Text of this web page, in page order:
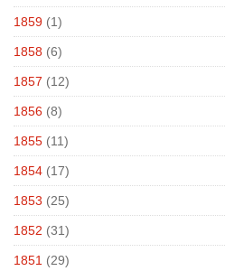
1859 (1)
1858 (6)
1857 (12)
1856 (8)
1855 (11)
1854 (17)
1853 (25)
1852 (31)
1851 (29)